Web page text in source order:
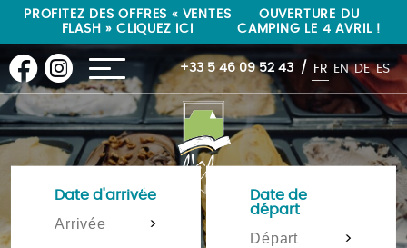
PROFITEZ DES OFFRES « VENTES
FLASH » CLIQUEZ ICI
OUVERTURE DU
CAMPING LE 4 AVRIL !
+33 5 46 09 52 43 FR EN DE ES
Date d'arrivée
>
Date de
départ
>